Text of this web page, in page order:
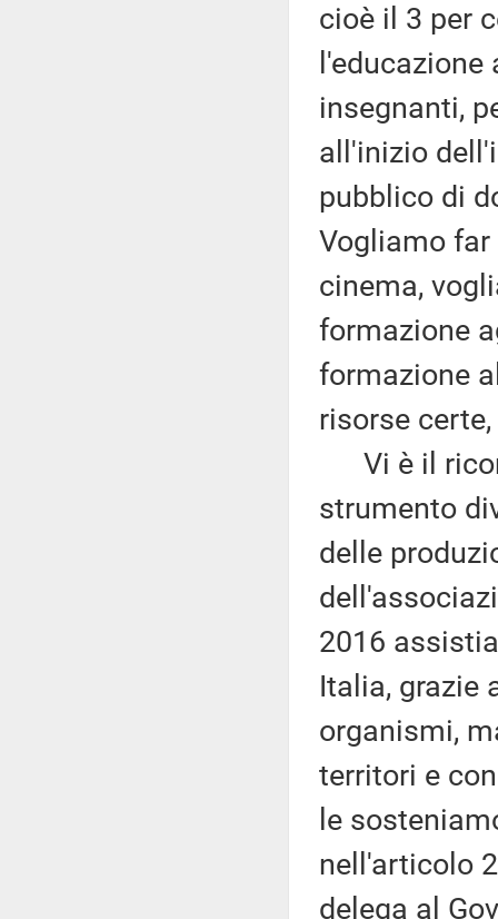
cioè il 3 per
insegnanti,
all'inizio
pubblico di
Vogliamo
cinema,
formazione
formazione
risorse
Vi è il
strumento
delle
2016
Italia, grazie
organismi,
territori e
le
nell'articolo
delega al